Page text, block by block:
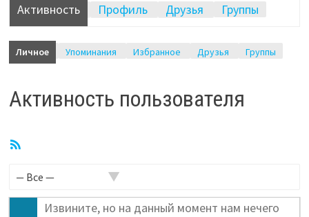
Активность Профиль Друзья Группы
Личное Упоминания Избранное Друзья Группы
Активность пользователя
RSS
Показать:
Извините, но на данный момент нам нечего